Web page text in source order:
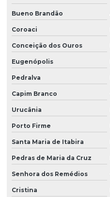
Bueno Brandão
Coroaci
Conceição dos Ouros
Eugenópolis
Pedralva
Capim Branco
Urucânia
Porto Firme
Santa Maria de Itabira
Pedras de Maria da Cruz
Senhora dos Remédios
Cristina